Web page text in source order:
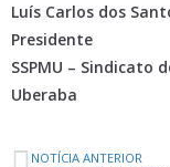
Luís Carlos dos
Presidente
SSPMU – Sindicato
Uberaba
NOTÍCIA ANTERIOR